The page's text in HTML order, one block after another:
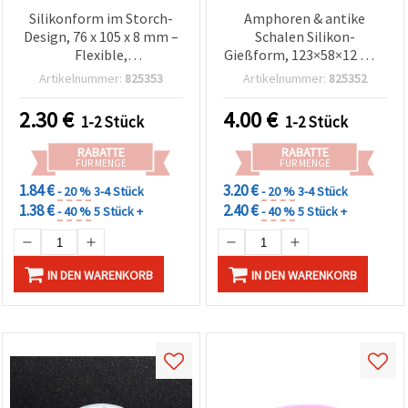
Silikonform im Storch-
Design, 76 x 105 x 8 mm –
Flexible,
wiederverwendbare
Epoxidharz/UV-Resin
Artikelnummer: 825353
2.30€ 1-2 Stück
RABATTE
FÜR MENGE
1.84 €- 20 %3-4 Stück
1.38 €- 40 %5 Stück +
IN DEN WARENKORB
Amphoren & antike
Schalen Silikon-
Gießform, 123×58×12 mm
– für Harz/Epoxidharz,
(Polymerknete), Gips &
Seife, DIY-Schmuck &
Miniaturen
Artikelnummer: 825352
4.00€ 1-2 Stück
RABATTE
FÜR MENGE
3.20 €- 20 %3-4 Stück
2.40 €- 40 %5 Stück +
IN DEN WARENKORB